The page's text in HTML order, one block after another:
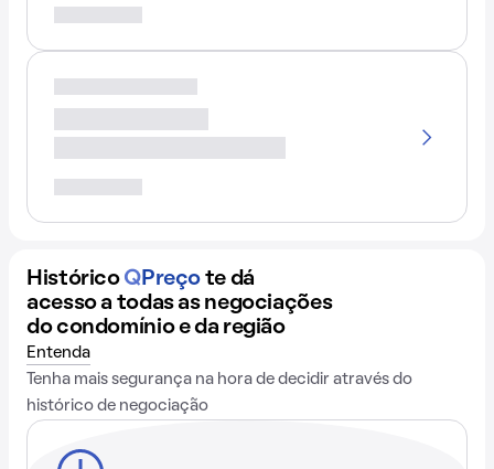
Histórico QPreço te dá
acesso a todas as negociações
do condomínio e da região
Entenda
Tenha mais segurança na hora de decidir através do
histórico de negociação